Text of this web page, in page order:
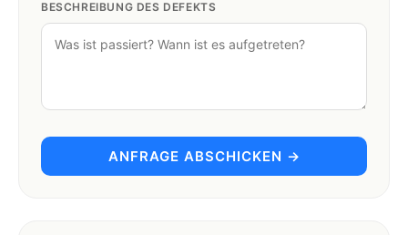
BESCHREIBUNG DES DEFEKTS
ANFRAGE ABSCHICKEN →